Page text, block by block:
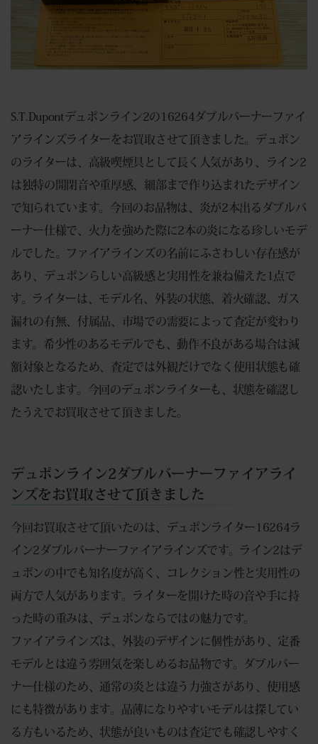
S.T.Dupontデュポンライン2の16264ダブルバーナーファイ
アラインズライターをお買取させて頂きました。デュポン
のライターは、高級喫煙具として長く人気があり、ライン2
は独特の開閉音や重厚感、細部まで作り込まれたデザイン
で知られています。今回のお品物は、炎が2本出るダブルバ
ーナー仕様で、火力を強めた際に2本の炎になる珍しいモデ
ルでした。ファイアラインズの名前にふさわしい存在感が
あり、デュポンらしい高級感と実用性を兼ね備えた1点で
す。ライターは、モデル名、外装の状態、着火確認、ガス
漏れの有無、付属品、市場での需要によって査定が変わり
ます。希少性のあるモデルでも、動作不良がある場合は減
額対象となるため、査定では外観だけでなく使用状態も確
認いたします。今回のデュポンライターも、状態を確認し
たうえでお買取させて頂きました。
デュポンライン2ダブルバーナーファイアライ
ンズをお買取させて頂きました
今回お買取させて頂いたのは、デュポンライター16264ラ
イン2ダブルバーナーファイアラインズです。ライン2はデ
ュポンの中でも知名度が高く、コレクション性と実用性の
両方で人気があります。ライターを開けた時の音や手に持
った時の重みは、デュポンならではの魅力です。
ファイアラインズは、外装のデザインに個性があり、定番
モデルとは違う雰囲気を楽しめるお品物です。ダブルバー
ナー仕様のため、通常の炎とは違う力強さがあり、使用感
にも特徴があります。品薄になりやすいモデルは探してい
る方もいるため、状態が良いものは査定でも確認しやすく